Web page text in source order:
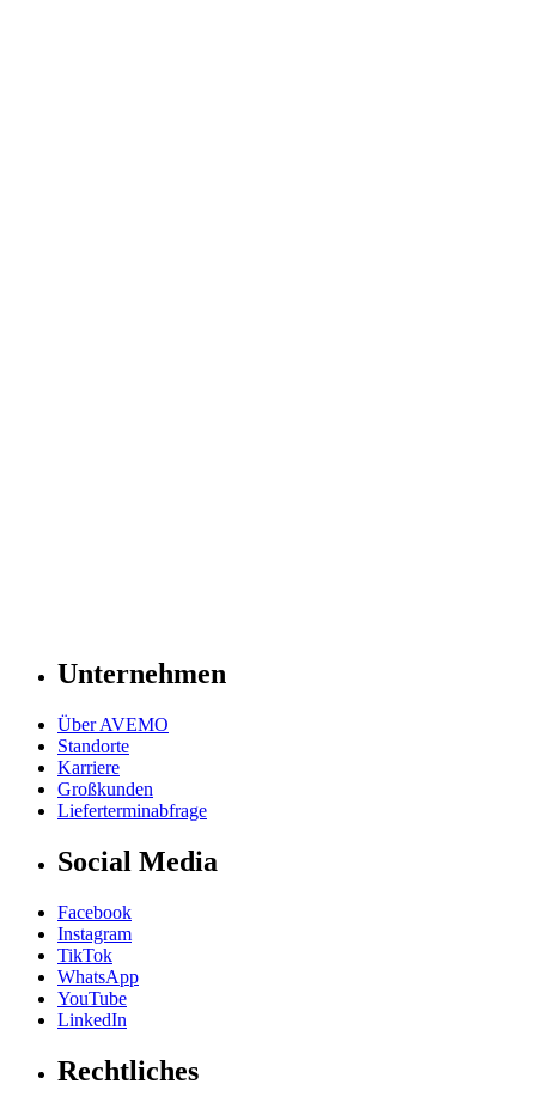
Unternehmen
Über AVEMO
Standorte
Karriere
Großkunden
Lieferterminabfrage
Social Media
Facebook
Instagram
TikTok
WhatsApp
YouTube
LinkedIn
Rechtliches